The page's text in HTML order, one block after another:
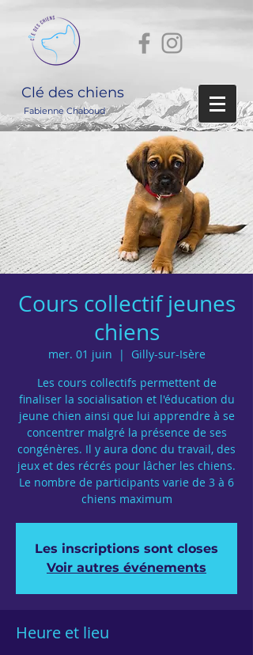
Clé des chiens
Fabienne Chaboud
Cours collectif jeunes
chiens
mer. 01 juin
  |
Gilly-sur-Isère
Les cours collectifs permettent de
finaliser la socialisation et l'éducation du
jeune chien ainsi que lui apprendre à se
concentrer malgré la présence de ses
congénères. Il y aura donc du travail, des
jeux et des récrés pour lâcher les chiens.
Le nombre de participants varie de 3 à 6
chiens maximum
Les inscriptions sont closes
Voir autres événements
Heure et lieu